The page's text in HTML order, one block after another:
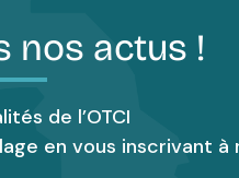
nos actus !
de l’OTCI
en vous inscrivant